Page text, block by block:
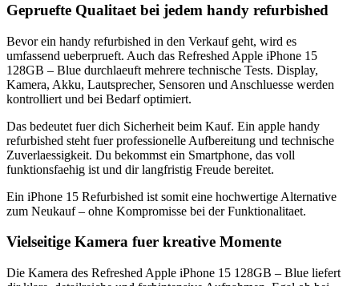
Gepruefte Qualitaet bei jedem handy refurbished
Bevor ein handy refurbished in den Verkauf geht, wird es
umfassend ueberprueft. Auch das Refreshed Apple iPhone 15
128GB – Blue durchlaeuft mehrere technische Tests. Display,
Kamera, Akku, Lautsprecher, Sensoren und Anschluesse werden
kontrolliert und bei Bedarf optimiert.
Das bedeutet fuer dich Sicherheit beim Kauf. Ein apple handy
refurbished steht fuer professionelle Aufbereitung und technische
Zuverlaessigkeit. Du bekommst ein Smartphone, das voll
funktionsfaehig ist und dir langfristig Freude bereitet.
Ein iPhone 15 Refurbished ist somit eine hochwertige Alternative
zum Neukauf – ohne Kompromisse bei der Funktionalitaet.
Vielseitige Kamera fuer kreative Momente
Die Kamera des Refreshed Apple iPhone 15 128GB – Blue liefert